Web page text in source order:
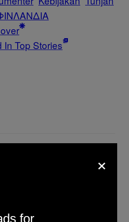
In Top Stories
WIREIMAGE)
Years Ago, Drake
×
for